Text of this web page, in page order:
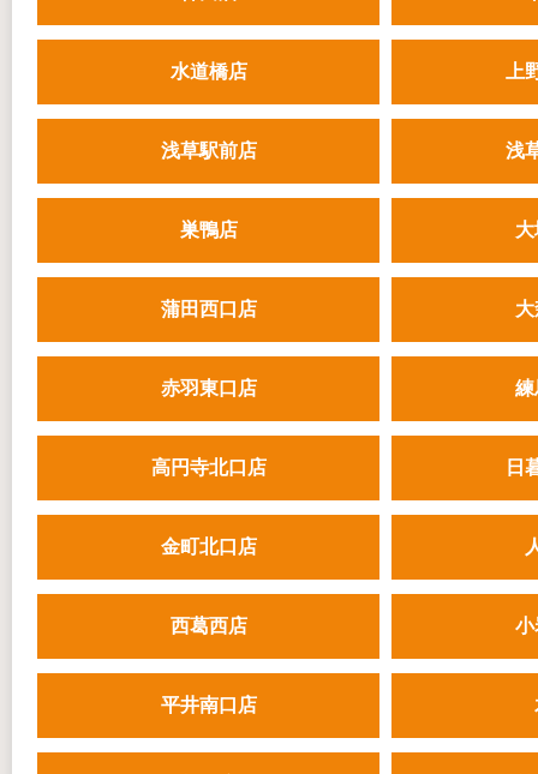
水道橋店 上
浅草駅前店 浅
巣鴨店
蒲田西口店
赤羽東口店 練
高円寺北口店 日
金町北口店
西葛西店 小
平井南口店